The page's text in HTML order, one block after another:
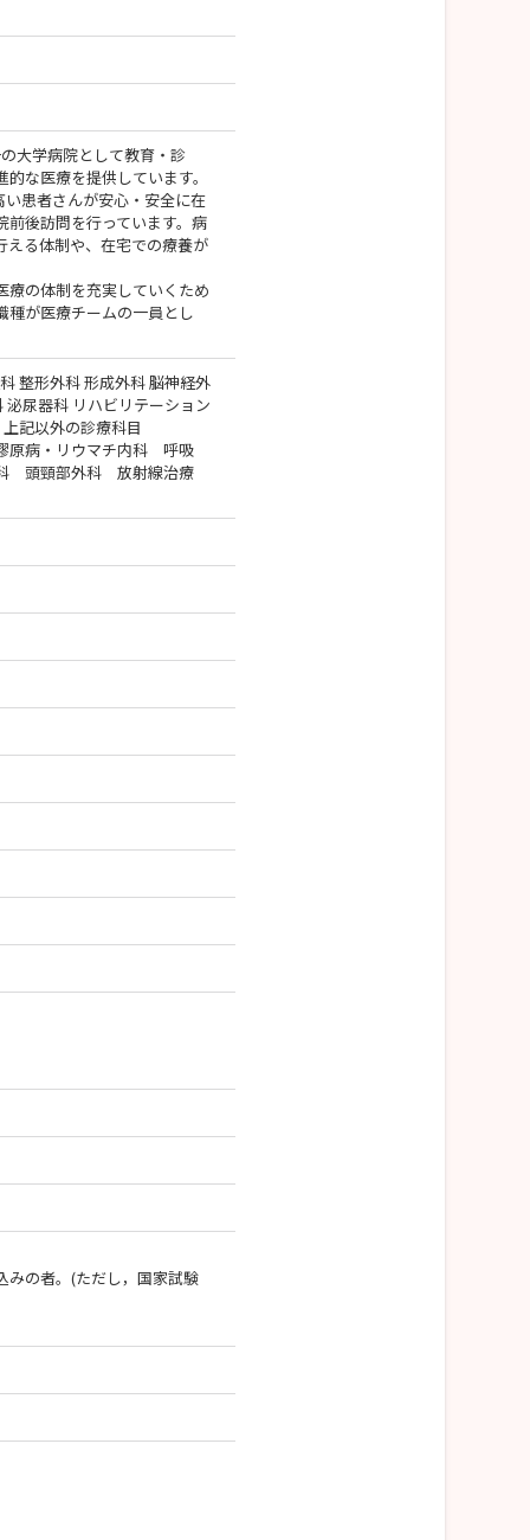
大学病院として教育・診
な医療を提供しています。
患者さんが安心・安全に在
後訪問を行っています。病
える体制や、在宅での療養が
の体制を充実していくため
種が医療チームの一員とし
整形外科 形成外科 脳神経外
尿器科 リハビリテーション
記以外の診療科目
病・リウマチ内科 呼吸
頭頸部外科 放射線治療
みの者。(ただし，国家試験